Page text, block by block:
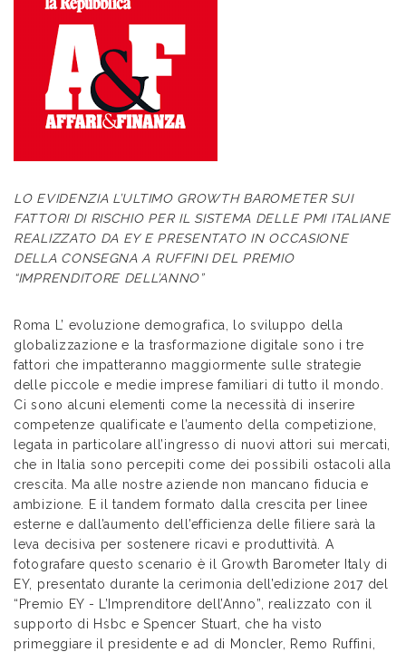
LO EVIDENZIA L’ULTIMO GROWTH BAROMETER SUI
FATTORI DI RISCHIO PER IL SISTEMA DELLE PMI ITALIANE
REALIZZATO DA EY E PRESENTATO IN OCCASIONE
DELLA CONSEGNA A RUFFINI DEL PREMIO
“IMPRENDITORE DELL’ANNO”
Roma L’ evoluzione demografica, lo sviluppo della
globalizzazione e la trasformazione digitale sono i tre
fattori che impatteranno maggiormente sulle strategie
delle piccole e medie imprese familiari di tutto il mondo.
Ci sono alcuni elementi come la necessità di inserire
competenze qualificate e l’aumento della competizione,
legata in particolare all’ingresso di nuovi attori sui mercati,
che in Italia sono percepiti come dei possibili ostacoli alla
crescita. Ma alle nostre aziende non mancano fiducia e
ambizione. E il tandem formato dalla crescita per linee
esterne e dall’aumento dell’efficienza delle filiere sarà la
leva decisiva per sostenere ricavi e produttività. A
fotografare questo scenario è il Growth Barometer Italy di
EY, presentato durante la cerimonia dell’edizione 2017 del
“Premio EY - L’Imprenditore dell’Anno”, realizzato con il
supporto di Hsbc e Spencer Stuart, che ha visto
primeggiare il presidente e ad di Moncler, Remo Ruffini,